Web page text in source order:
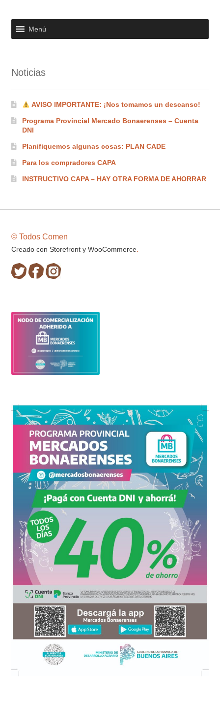
Menú
Noticias
AVISO IMPORTANTE: ¡Nos tomamos un descanso!
Programa Provincial Mercado Bonaerenses – Cuenta
DNI
Planifiquemos algunas cosas: PLAN CADE
Para los compradores CAPA
INSTRUCTIVO CAPA – HAY OTRA FORMA DE AHORRAR
© Todos Comen
Creado con Storefront y WooCommerce.